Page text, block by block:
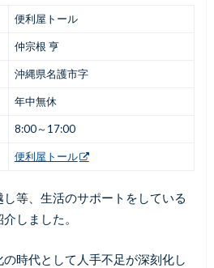
便利屋トール
仲宗根 亨
沖縄県名護市字
年中無休
8:00～17:00
便利屋トール
し等、生活のサポートをしている
しました。
時代として人手不足が深刻化し